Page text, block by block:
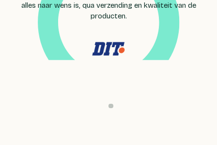
alles naar wens is, qua verzending en kwaliteit van de
producten.